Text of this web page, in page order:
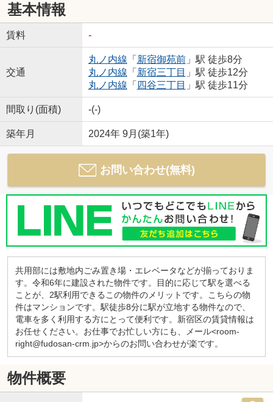
基本情報
賃料 -
交通
丸ノ内線 「 新宿御苑前」駅 徒歩8分
丸ノ内線 「 新宿三丁目 」駅 徒歩12分
丸ノ内線 「 四谷三丁目 」駅 徒歩11分
間取り(面積) -(-)
築年月 2024年 9月(築1年)
お問い合わせ(無料)
共用部には敷地内ごみ置き場・エレベータなどが揃っておりま
す。令和6年に建設された物件です。目的に応じて駅を選べる
ことが、2駅利用できるこの物件のメリットです。こちらの物
件はマンションです。駅徒歩8分に駅が立地する物件なので、
電車を多く利用する方にとって便利です。新宿区の賃貸情報は
お任せください。お仕事でお忙しい方にも、メール<room-
right@fudosan-crm.jp>からのお問い合わせが楽です。
物件概要